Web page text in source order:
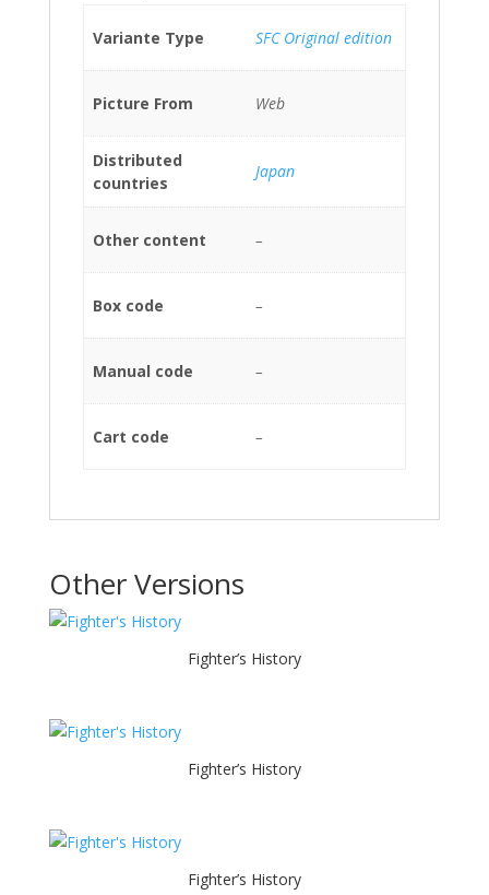
Variante Type SFC Original edition
Picture From Web
Distributed
countries
Japan
Other content –
Box code –
Manual code –
Cart code –
Other Versions
Fighter’s History
Fighter’s History
Fighter’s History